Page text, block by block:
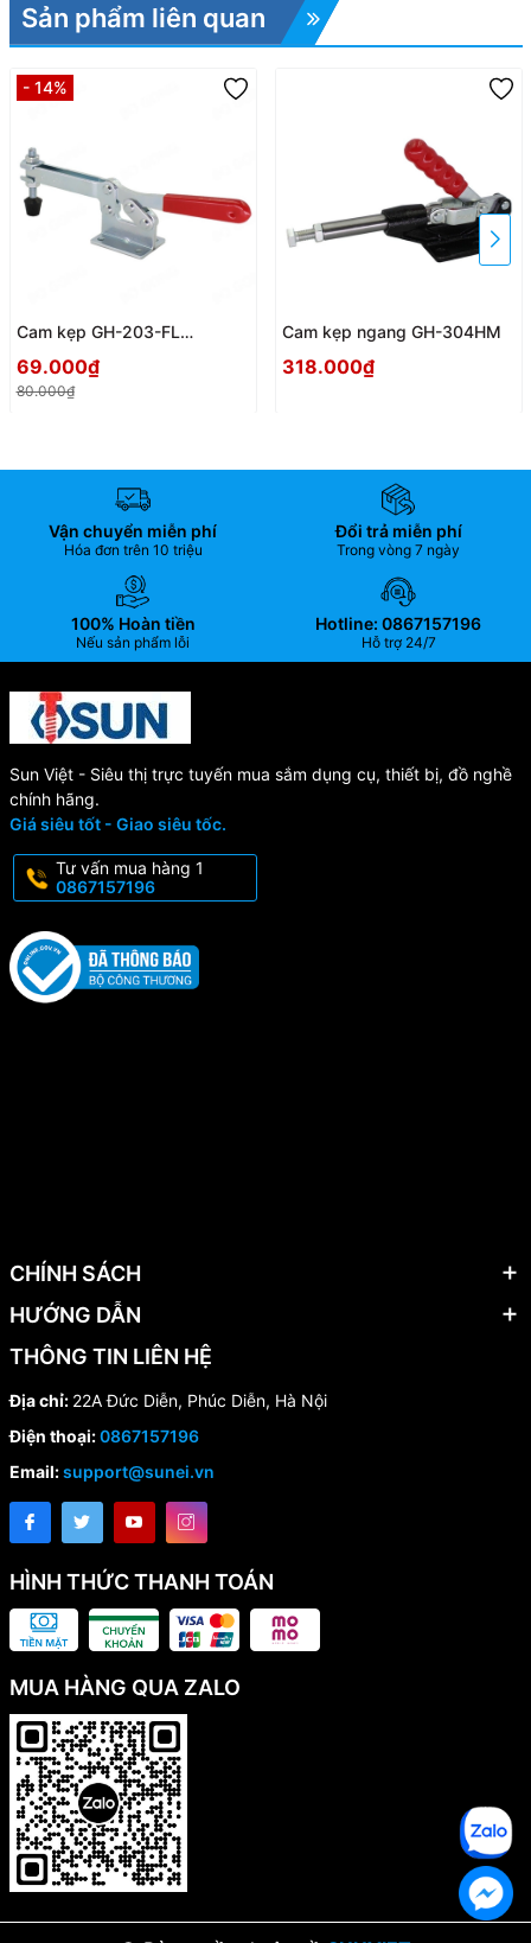
Sản phẩm liên quan
- 14%
Cam kẹp GH-203-FL
69.000₫
80.000₫
Cam kẹp ngang GH-304HM
318.000₫
Vận chuyển miễn phí
Hóa đơn trên 10 triệu
Đổi trả miễn phí
Trong vòng 7 ngày
100% Hoàn tiền
Nếu sản phẩm lỗi
Hotline: 0867157196
Hỗ trợ 24/7
Sun Việt - Siêu thị trực tuyến mua sắm dụng cụ, thiết bị, đồ nghề
chính hãng.
Giá siêu tốt - Giao siêu tốc.
Tư vấn mua hàng 1
0867157196
CHÍNH SÁCH
HƯỚNG DẪN
THÔNG TIN LIÊN HỆ
Địa chỉ: 22A Đức Diễn, Phúc Diễn, Hà Nội
Điện thoại:0867157196
Email:support@sunei.vn
HÌNH THỨC THANH TOÁN
MUA HÀNG QUA ZALO